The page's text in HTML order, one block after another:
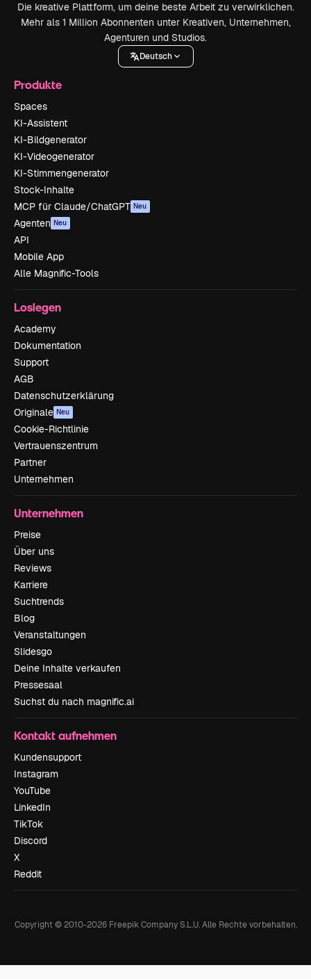
Die kreative Plattform, um deine beste Arbeit zu verwirklichen.
Mehr als 1 Million Abonnenten unter Kreativen, Unternehmen,
Agenturen und Studios.
Deutsch
Produkte
Spaces
KI-Assistent
KI-Bildgenerator
KI-Videogenerator
KI-Stimmengenerator
Stock-Inhalte
MCP für Claude/ChatGPT Neu
Agenten Neu
API
Mobile App
Alle Magnific-Tools
Loslegen
Academy
Dokumentation
Support
AGB
Datenschutzerklärung
Originale Neu
Cookie-Richtlinie
Vertrauenszentrum
Partner
Unternehmen
Unternehmen
Preise
Über uns
Reviews
Karriere
Suchtrends
Blog
Veranstaltungen
Slidesgo
Deine Inhalte verkaufen
Pressesaal
Suchst du nach magnific.ai
Kontakt aufnehmen
Kundensupport
Instagram
YouTube
LinkedIn
TikTok
Discord
X
Reddit
Copyright © 2010-2026Freepik Company S.L.U. Alle Rechte vorbehalten.